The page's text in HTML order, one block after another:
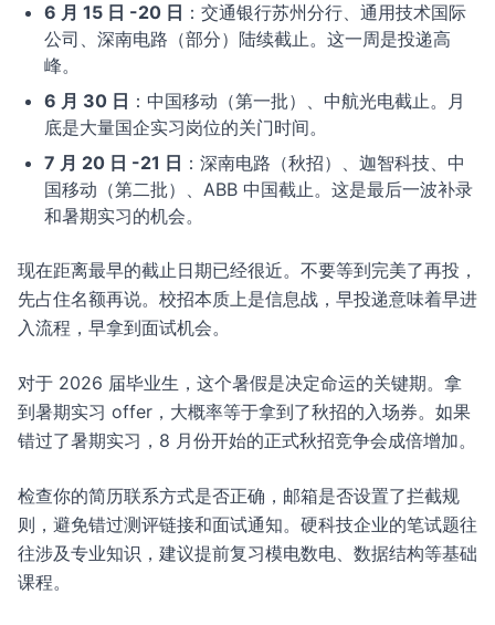
6 月 15 日 -20 日 ：交通银行苏州分行、通用技术国际
公司、深南电路（部分）陆续截止。这一周是投递高
峰。
6 月 30 日 ：中国移动（第一批）、中航光电截止。月
底是大量国企实习岗位的关门时间。
7 月 20 日 -21 日 ：深南电路（秋招）、迦智科技、中
国移动（第二批）、ABB 中国截止。这是最后一波补录
和暑期实习的机会。
现在距离最早的截止日期已经很近。不要等到完美了再投，
先占住名额再说。校招本质上是信息战，早投递意味着早进
入流程，早拿到面试机会。
对于 2026 届毕业生，这个暑假是决定命运的关键期。拿
到暑期实习 offer，大概率等于拿到了秋招的入场券。如果
错过了暑期实习，8 月份开始的正式秋招竞争会成倍增加。
检查你的简历联系方式是否正确，邮箱是否设置了拦截规
则，避免错过测评链接和面试通知。硬科技企业的笔试题往
往涉及专业知识，建议提前复习模电数电、数据结构等基础
课程。